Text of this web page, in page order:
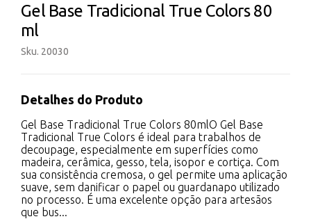
Gel Base Tradicional True Colors 80
ml
Sku. 20030
Detalhes do Produto
Gel Base Tradicional True Colors 80mlO Gel Base
Tradicional True Colors é ideal para trabalhos de
decoupage, especialmente em superfícies como
madeira, cerâmica, gesso, tela, isopor e cortiça. Com
sua consistência cremosa, o gel permite uma aplicação
suave, sem danificar o papel ou guardanapo utilizado
no processo. É uma excelente opção para artesãos
que bus...